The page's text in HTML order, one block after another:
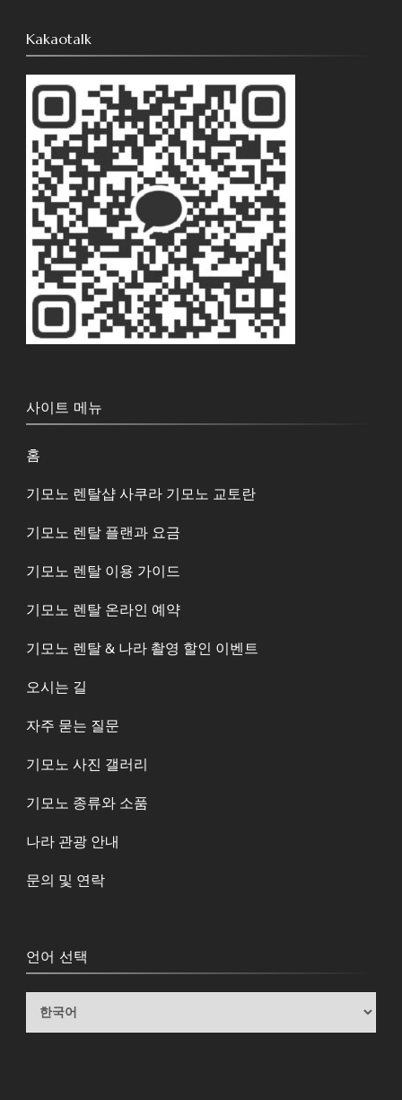
Kakaotalk
사이트 메뉴
홈
기모노 렌탈샵 사쿠라 기모노 교토란
기모노 렌탈 플랜과 요금
기모노 렌탈 이용 가이드
기모노 렌탈 온라인 예약
기모노 렌탈 & 나라 촬영 할인 이벤트
오시는 길
자주 묻는 질문
기모노 사진 갤러리
기모노 종류와 소품
나라 관광 안내
문의 및 연락
언어 선택
어